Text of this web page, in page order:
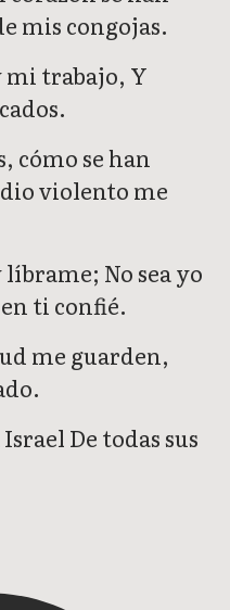
mis congojas.
trabajo, Y
cómo se han
violento me
No sea yo
ti confié.
me guarden,
De todas sus